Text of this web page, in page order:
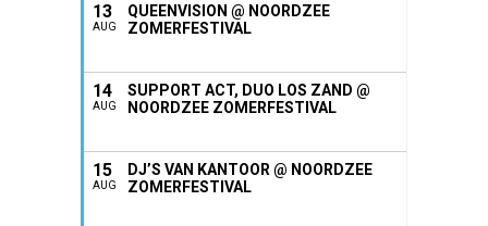
13
AUG
QUEENVISION @ NOORDZEE
ZOMERFESTIVAL
14
AUG
SUPPORT ACT, DUO LOS ZAND @
NOORDZEE ZOMERFESTIVAL
15
AUG
DJ’S VAN KANTOOR @ NOORDZEE
ZOMERFESTIVAL